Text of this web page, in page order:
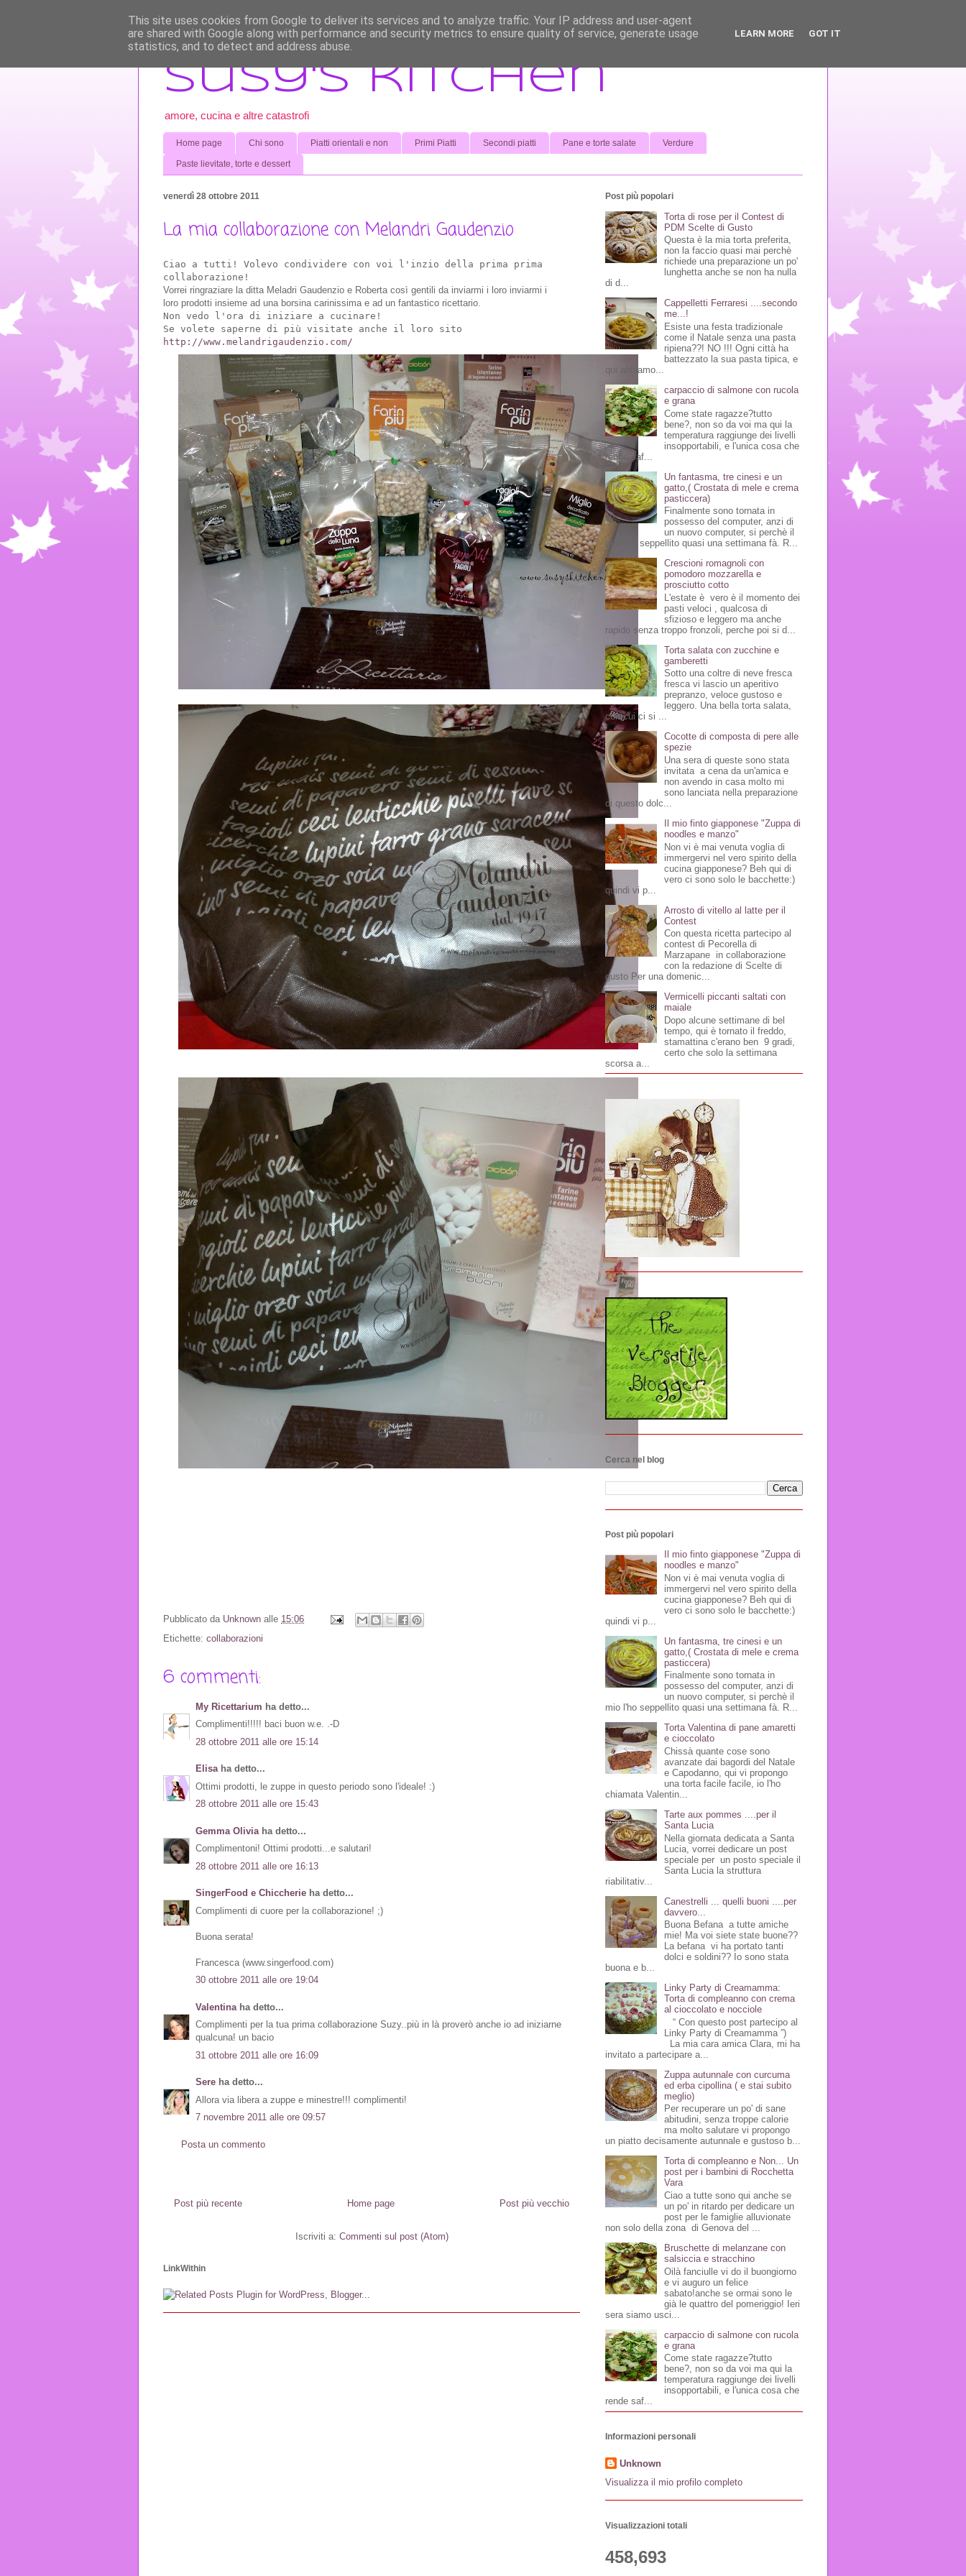
Susy's kitchen
amore, cucina e altre catastrofi
Home page Chi sono Piatti orientali e non Primi Piatti Secondi piatti Pane e torte salate Verdure
Paste lievitate, torte e dessert
venerdì 28 ottobre 2011
La mia collaborazione con Melandri Gaudenzio
Ciao a tutti! Volevo condividere con voi l'inzio della prima prima
collaborazione!
Vorrei ringraziare la ditta Meladri Gaudenzio e Roberta così gentili da inviarmi i loro inviarmi i
loro prodotti insieme ad una borsina carinissima e ad un fantastico ricettario.
Non vedo l'ora di iniziare a cucinare!
Se volete saperne di più visitate anche il loro sito
http://www.melandrigaudenzio.com/
Pubblicato da Unknown alle 15:06
Etichette: collaborazioni
6 commenti:
My Ricettarium ha detto...
Complimenti!!!!! baci buon w.e. .-D
28 ottobre 2011 alle ore 15:14
Elisaha detto...
Ottimi prodotti, le zuppe in questo periodo sono l'ideale! :)
28 ottobre 2011 alle ore 15:43
Gemma Olivia ha detto...
Complimentoni! Ottimi prodotti...e salutari!
28 ottobre 2011 alle ore 16:13
SingerFood e Chiccherie ha detto...
Complimenti di cuore per la collaborazione! ;)
Buona serata!
Francesca (www.singerfood.com)
30 ottobre 2011 alle ore 19:04
Valentina ha detto...
Complimenti per la tua prima collaborazione Suzy..più in là proverò anche io ad iniziarne
qualcuna! un bacio
31 ottobre 2011 alle ore 16:09
Sere ha detto...
Allora via libera a zuppe e minestre!!! complimenti!
7 novembre 2011 alle ore 09:57
Posta un commento
Post più recente Post più vecchio
Home page
Iscriviti a: Commenti sul post (Atom)
LinkWithin
Post più popolari
Torta di rose per il Contest di
PDM Scelte di Gusto
Questa è la mia torta preferita,
non la faccio quasi mai perchè
richiede una preparazione un po'
lunghetta anche se non ha nulla
di d...
Cappelletti Ferraresi ....secondo
me...!
Esiste una festa tradizionale
come il Natale senza una pasta
ripiena??! NO !!! Ogni città ha
battezzato la sua pasta tipica, e
qui abbiamo...
carpaccio di salmone con rucola
e grana
Come state ragazze?tutto
bene?, non so da voi ma qui la
temperatura raggiunge dei livelli
insopportabili, e l'unica cosa che
rende saf...
Un fantasma, tre cinesi e un
gatto,( Crostata di mele e crema
pasticcera)
Finalmente sono tornata in
possesso del computer, anzi di
un nuovo computer, si perchè il
mio l'ho seppellito quasi una settimana fà. R...
Crescioni romagnoli con
pomodoro mozzarella e
prosciutto cotto
L'estate è vero è il momento dei
pasti veloci , qualcosa di
sfizioso e leggero ma anche
rapido senza troppo fronzoli, perche poi si d...
Torta salata con zucchine e
gamberetti
Sotto una coltre di neve fresca
fresca vi lascio un aperitivo
prepranzo, veloce gustoso e
leggero. Una bella torta salata,
con cui ci si ...
Cocotte di composta di pere alle
spezie
Una sera di queste sono stata
invitata a cena da un'amica e
non avendo in casa molto mi
sono lanciata nella preparazione
di questo dolc...
Il mio finto giapponese "Zuppa di
noodles e manzo"
Non vi è mai venuta voglia di
immergervi nel vero spirito della
cucina giapponese? Beh qui di
vero ci sono solo le bacchette:)
quindi vi p...
Arrosto di vitello al latte per il
Contest
Con questa ricetta partecipo al
contest di Pecorella di
Marzapane in collaborazione
con la redazione di Scelte di
gusto Per una domenic...
Vermicelli piccanti saltati con
maiale
Dopo alcune settimane di bel
tempo, qui è tornato il freddo,
stamattina c'erano ben 9 gradi,
certo che solo la settimana
scorsa a...
Cerca nel blog
Post più popolari
Il mio finto giapponese "Zuppa di
noodles e manzo"
Non vi è mai venuta voglia di
immergervi nel vero spirito della
cucina giapponese? Beh qui di
vero ci sono solo le bacchette:)
quindi vi p...
Un fantasma, tre cinesi e un
gatto,( Crostata di mele e crema
pasticcera)
Finalmente sono tornata in
possesso del computer, anzi di
un nuovo computer, si perchè il
mio l'ho seppellito quasi una settimana fà. R...
Torta Valentina di pane amaretti
e cioccolato
Chissà quante cose sono
avanzate dai bagordi del Natale
e Capodanno, qui vi propongo
una torta facile facile, io l'ho
chiamata Valentin...
Tarte aux pommes ....per il
Santa Lucia
Nella giornata dedicata a Santa
Lucia, vorrei dedicare un post
speciale per un posto speciale il
Santa Lucia la struttura
riabilitativ...
Canestrelli ... quelli buoni ....per
davvero...
Buona Befana a tutte amiche
mie! Ma voi siete state buone??
La befana vi ha portato tanti
dolci e soldini?? Io sono stata
buona e b...
Linky Party di Creamamma:
Torta di compleanno con crema
al cioccolato e nocciole
“ Con questo post partecipo al
Linky Party di Creamamma ”)
La mia cara amica Clara, mi ha
invitato a partecipare a...
Zuppa autunnale con curcuma
ed erba cipollina ( e stai subito
meglio)
Per recuperare un po' di sane
abitudini, senza troppe calorie
ma molto salutare vi propongo
un piatto decisamente autunnale e gustoso b...
Torta di compleanno e Non... Un
post per i bambini di Rocchetta
Vara
Ciao a tutte sono qui anche se
un po' in ritardo per dedicare un
post per le famiglie alluvionate
non solo della zona di Genova del ...
Bruschette di melanzane con
salsiccia e stracchino
Oilà fanciulle vi do il buongiorno
e vi auguro un felice
sabato!anche se ormai sono le
già le quattro del pomeriggio! Ieri
sera siamo usci...
carpaccio di salmone con rucola
e grana
Come state ragazze?tutto
bene?, non so da voi ma qui la
temperatura raggiunge dei livelli
insopportabili, e l'unica cosa che
rende saf...
Informazioni personali
Unknown
Visualizza il mio profilo completo
Visualizzazioni totali
458,693
This site uses cookies from Google to deliver its services and to analyze traffic. Your IP address and user-agent
are shared with Google along with performance and security metrics to ensure quality of service, generate usage
statistics, and to detect and address abuse.
LEARN MORE GOT IT